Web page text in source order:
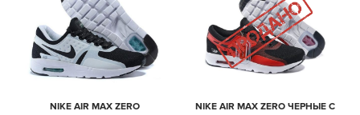
NIKE AIR MAX ZERO
NIKE AIR MAX ZERO ЧЕРНЫЕ С